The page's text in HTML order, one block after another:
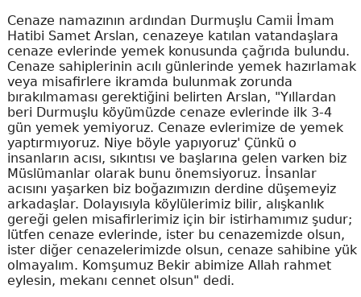
Cenaze namazının ardından Durmuşlu Camii İmam
Hatibi Samet Arslan, cenazeye katılan vatandaşlara
cenaze evlerinde yemek konusunda çağrıda bulundu.
Cenaze sahiplerinin acılı günlerinde yemek hazırlamak
veya misafirlere ikramda bulunmak zorunda
bırakılmaması gerektiğini belirten Arslan, "Yıllardan
beri Durmuşlu köyümüzde cenaze evlerinde ilk 3-4
gün yemek yemiyoruz. Cenaze evlerimize de yemek
yaptırmıyoruz. Niye böyle yapıyoruz' Çünkü o
insanların acısı, sıkıntısı ve başlarına gelen varken biz
Müslümanlar olarak bunu önemsiyoruz. İnsanlar
acısını yaşarken biz boğazımızın derdine düşemeyiz
arkadaşlar. Dolayısıyla köylülerimiz bilir, alışkanlık
gereği gelen misafirlerimiz için bir istirhamımız şudur;
lütfen cenaze evlerinde, ister bu cenazemizde olsun,
ister diğer cenazelerimizde olsun, cenaze sahibine yük
olmayalım. Komşumuz Bekir abimize Allah rahmet
eylesin, mekanı cennet olsun" dedi.